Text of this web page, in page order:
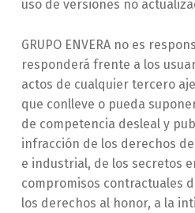
uso de versiones no
GRUPO ENVERA no es
responderá frente a los
actos de cualquier tercero
que conlleve o pueda
de competencia desleal y
infracción de los derechos
e industrial, de los secretos
compromisos contractuales
los derechos al honor, a la